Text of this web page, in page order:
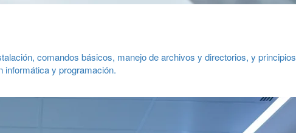
comandos básicos, manejo de archivos y directorios, y principios
informática y programación.